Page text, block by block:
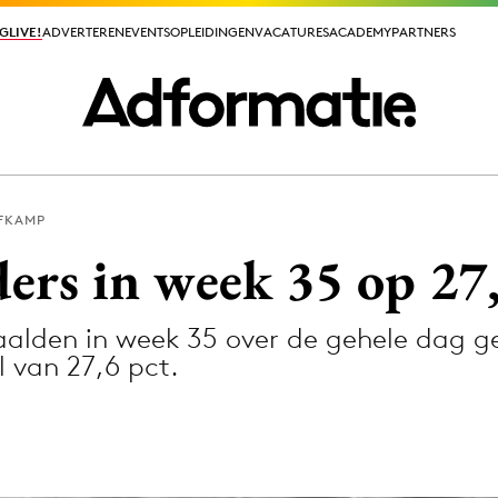
ADVERTERENEVENTSOPLEIDINGENVACATURESACADEMYPARTNERS
ADVERTERENEVENTSOPLEIDINGENVACATURESACADEMYPARTNERS
in week 35 op
in week 35 over de gehele dag
van 27,6 pct.